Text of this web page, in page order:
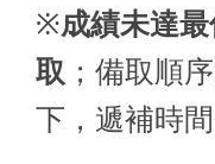
※成績未達
取 ；備取順
下，遞補時